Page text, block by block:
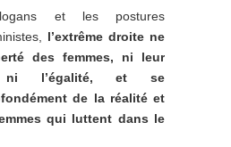
et les postures
l’extrême droite ne
des femmes, ni leur
ni l’égalité, et se
de la réalité et
qui luttent dans le